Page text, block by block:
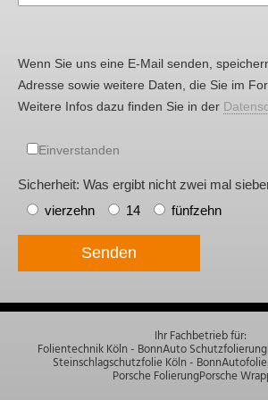
Wenn Sie uns eine E-Mail senden,
Adresse sowie weitere Daten, die Sie im
Weitere Infos dazu finden Sie in der
Einverstanden
Sicherheit: Was ergibt nicht zwei mal
vierzehn
14 fünfzehn
Senden
Ihr Fachbetrieb für:
Folientechnik Köln - BonnAuto Schutzfolierung
Steinschlagschutzfolie Köln - Bonn
Porsche FolierungPorsche